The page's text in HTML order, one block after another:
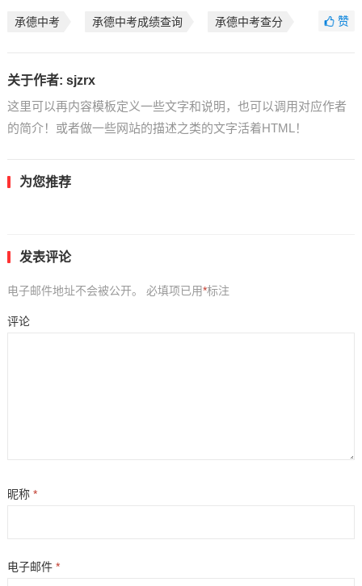
承德中考 承德中考成绩查询 承德中考查分 赞
关于作者: sjzrx
这里可以再内容模板定义一些文字和说明，也可以调用对应作者
的简介！或者做一些网站的描述之类的文字活着HTML！
为您推荐
发表评论
电子邮件地址不会被公开。 必填项已用*标注
评论
昵称 *
电子邮件 *